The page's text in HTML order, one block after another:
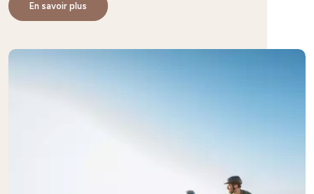
En savoir plus